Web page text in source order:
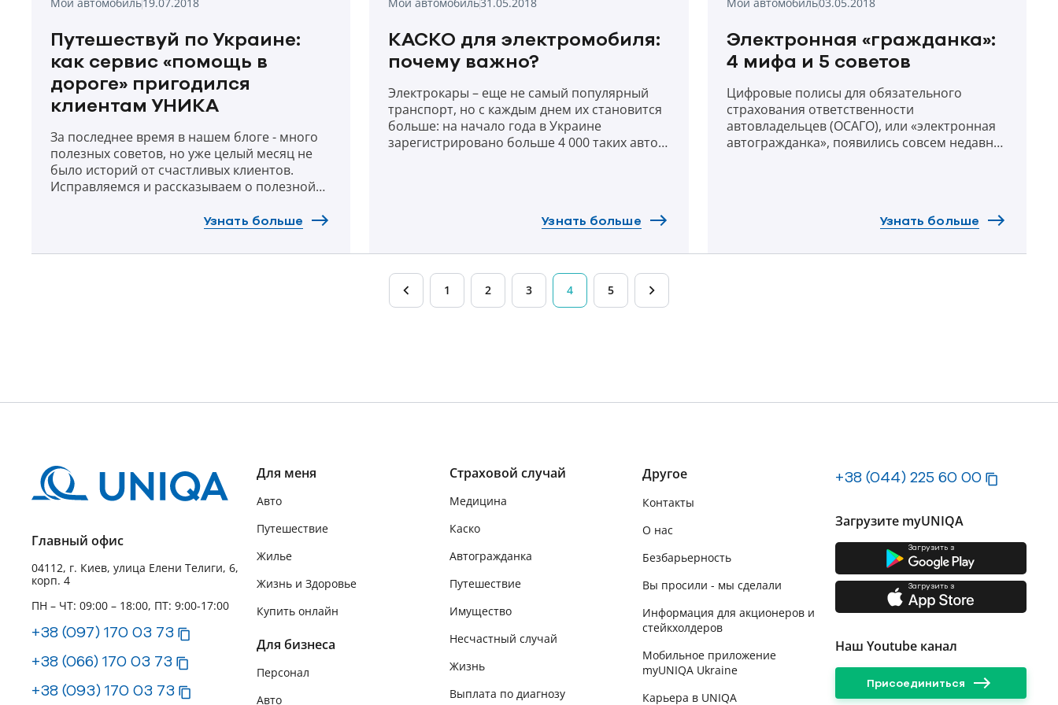
Путешествуй по Украине:
как сервис «помощь в
дороге» пригодился
клиентам УНИКА
За последнее время в нашем блоге - много
полезных советов, но уже целый месяц не
было историй от счастливых клиентов.
Исправляемся и рассказываем о полезной
сервисе дорожного ассистанса. Что это
летних путешествий? Своими
Узнать больше
КАСКО для электромобиля:
почему важно?
Электрокары – еще не самый популярный
транспорт, но с каждым днем их становится
больше: на начало года в Украине
зарегистрировано больше 4 000 таких авто,
топливе и техобслуживании, а с начала
пошлинах, НДС и акцизе.
Узнать больше
Электронная «гражданка»:
4 мифа и 5 советов
Цифровые полисы для обязательного
страхования ответственности
автовладельцев (ОСАГО), или «электронная
автогражданка», появились совсем недавно
страхования. Поэтому в нашем блоге мы
появившихся вокруг электронного полиса
Узнать больше
1 2 3 4 5
Главный офис
04112, г. Киев, улица Елени Телиги, 6,
корп. 4
ПН – ЧТ: 09:00 – 18:00, ПТ: 9:00-17:00
+38 (097) 170 03 73
+38 (066) 170 03 73
+38 (093) 170 03 73
Для меня
Авто
Путешествие
Жилье
Жизнь и Здоровье
Купить онлайн
Для бизнеса
Персонал
Авто
Страховой случай
Медицина
Каско
Автогражданка
Путешествие
Имущество
Несчастный случай
Жизнь
Выплата по диагнозу
Другое
Контакты
О нас
Безбарьерность
Вы просили - мы сделали
Информация для акционеров и
стейкхолдеров
Мобильное приложение
myUNIQA Ukraine
Карьера в UNIQA
+38 (044) 225 60 00
Загрузите myUNIQA
Загрузить з
Загрузить з
Наш Youtube канал
Присоединиться